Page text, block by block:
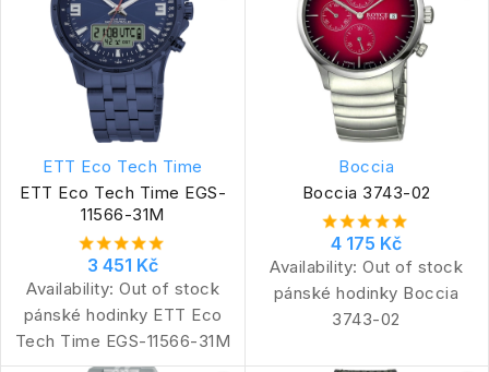
ETT Eco Tech Time
ETT Eco Tech Time EGS-
11566-31M
3 451 Kč
Availability: Out of stock
pánské hodinky ETT Eco
Tech Time EGS-11566-31M
Boccia
Boccia 3743-02
4 175 Kč
Availability: Out of stock
pánské hodinky Boccia
3743-02